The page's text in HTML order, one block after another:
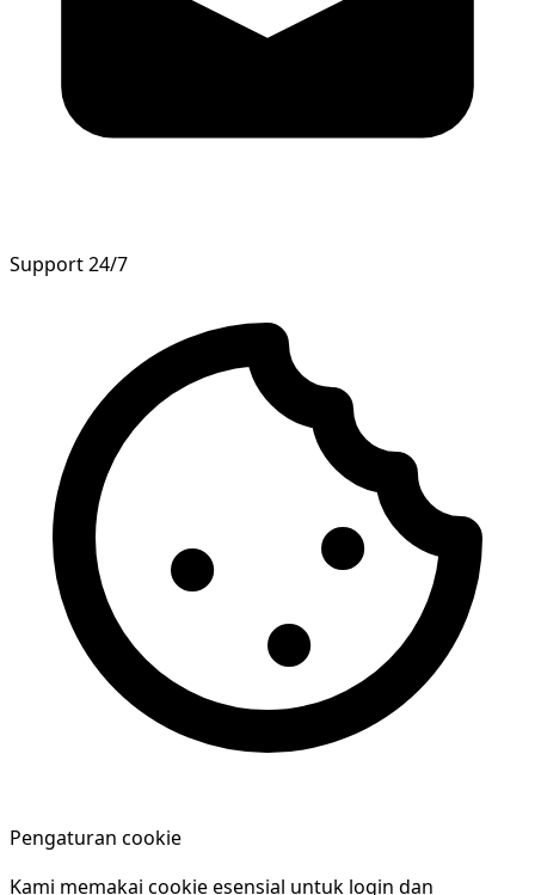
Support 24/7
Pengaturan cookie
Kami memakai cookie esensial untuk login dan